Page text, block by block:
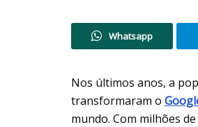
Whatsapp
Nos últimos anos, a
transformaram o
mundo. Com milhões